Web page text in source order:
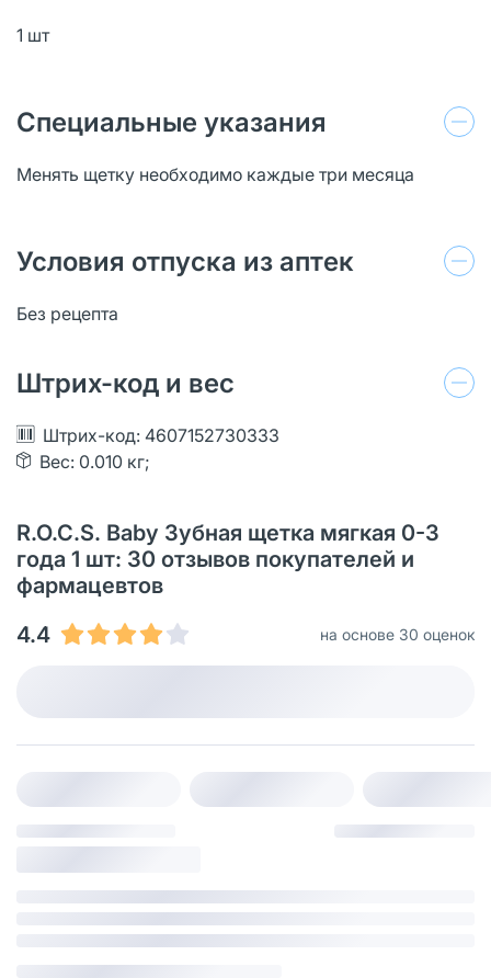
1 шт
Специальные указания
Менять щетку необходимо каждые три месяца
Условия отпуска из аптек
Без рецепта
Штрих-код и вес
Штрих-код: 4607152730333
Вес: 0.010 кг;
R.O.C.S. Baby Зубная щетка мягкая 0-3
года 1 шт: 30 отзывов покупателей и
фармацевтов
4.4
на основе 30 оценок